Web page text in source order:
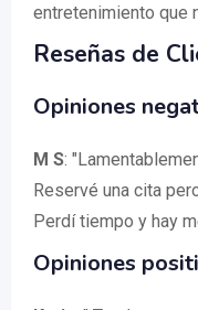
entretenimiento que
Reseñas de
Opiniones
M S:
Reservé una cita
Perdí tiempo y hay
Opiniones